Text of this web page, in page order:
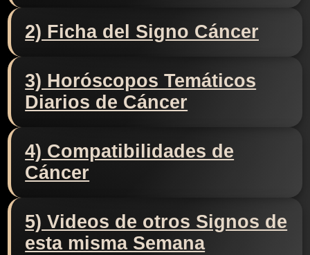
2) Ficha del Signo Cáncer
3) Horóscopos Temáticos
Diarios de Cáncer
4) Compatibilidades de
Cáncer
5) Videos de otros Signos de
esta misma Semana